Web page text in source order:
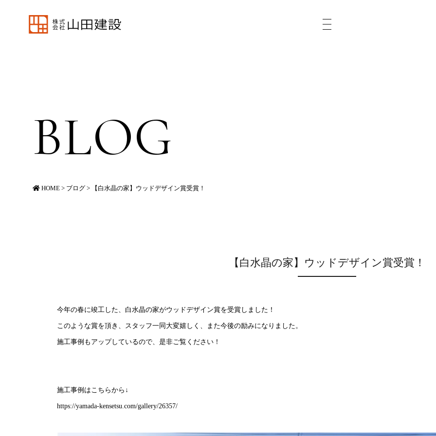
BLOG
HOME > ブログ > 【白水晶の家】ウッドデザイン賞受賞！
【白水晶の家】ウッドデザイン賞受賞！
今年の春に竣工した、白水晶の家がウッドデザイン賞を受賞しました！
このような賞を頂き、スタッフ一同大変嬉しく、また今後の励みになりました。
施工事例もアップしているので、是非ご覧ください！
施工事例はこちらから↓
https://yamada-kensetsu.com/gallery/26357/